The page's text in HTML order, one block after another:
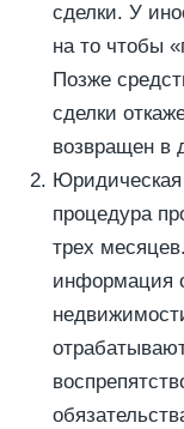
сделки. У
на то чтобы
Позже
сделки
возвращен в
Юридическая
процедура
трех
информация